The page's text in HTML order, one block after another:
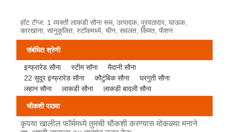
हॉट टॅग्ज: 1 व्यक्ती लाकडी सौना रूम, उत्पादक, पुरवठादार, घाऊक,
कारखाना, सानुकूलित, स्टॉकमध्ये, चीन, सवलत, किंमत, फॅशन
संबंधित श्रेणी
इन्फ्रारेड सौना स्टीम सॉना
मैदानी सौना
22 सुदूर इन्फ्रारेड सौना
कौटुंबिक सौना
घरगुती सौना
लहान सौना
लाकडी सौना लाकडी बादली सौना
चौकशी पाठवा
कृपया खालील फॉर्ममध्ये तुमची चौकशी करण्यास मोकळ्या मनाने